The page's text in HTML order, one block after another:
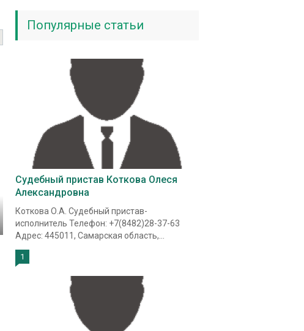
Популярные статьи
Судебный пристав Коткова Олеся
Александровна
Коткова О.А. Судебный пристав-
исполнитель Телефон: +7(8482)28-37-63
Адрес: 445011, Самарская область,...
1